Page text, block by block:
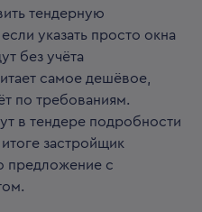
тендерную
указать просто окна
без учёта
самое дешёвое,
по требованиям.
в тендере подробности
застройщик
предложение с